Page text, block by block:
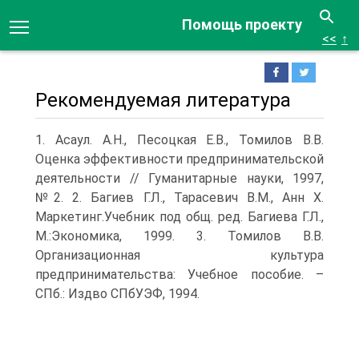
Помощь проекту
<< ↑
Рекомендуемая литература
1. Асаул. А.Н., Песоцкая Е.В., Томилов В.В.
Оценка эффективности предпринимательской
деятельности // Гуманитарные науки, 1997,
№2. 2. Багиев Г.Л., Тарасевич В.М., Анн Х.
Маркетинг.Учебник под общ. ред. Багиева Г.Л.,
М.:Экономика, 1999. 3. Томилов В.В.
Организационная культура
предпринимательства: Учебное пособие. –
СПб.: Издво СПбУЭФ, 1994.